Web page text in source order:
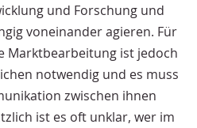
und Forschung und
voneinander agieren. Für
Marktbearbeitung ist jedoch
notwendig und es muss
zwischen ihnen
ist es oft unklar, wer im